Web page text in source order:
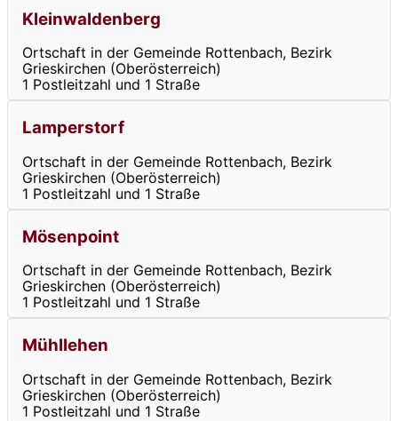
Kleinwaldenberg
Ortschaft in der Gemeinde Rottenbach, Bezirk
Grieskirchen (Oberösterreich)
1 Postleitzahl und 1 Straße
Lamperstorf
Ortschaft in der Gemeinde Rottenbach, Bezirk
Grieskirchen (Oberösterreich)
1 Postleitzahl und 1 Straße
Mösenpoint
Ortschaft in der Gemeinde Rottenbach, Bezirk
Grieskirchen (Oberösterreich)
1 Postleitzahl und 1 Straße
Mühllehen
Ortschaft in der Gemeinde Rottenbach, Bezirk
Grieskirchen (Oberösterreich)
1 Postleitzahl und 1 Straße